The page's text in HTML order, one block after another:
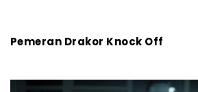
Pemeran Drakor Knock Off